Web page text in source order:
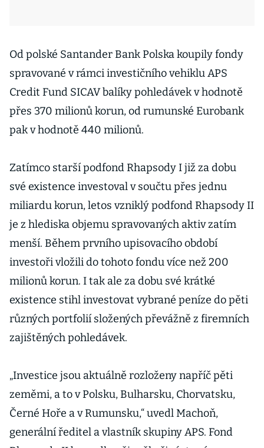
Od polské Santander Bank Polska koupily fondy
spravované v rámci investičního vehiklu APS
Credit Fund SICAV balíky pohledávek v hodnotě
přes 370 milionů korun, od rumunské Eurobank
pak v hodnotě 440 milionů.
Zatímco starší podfond Rhapsody I již za dobu
své existence investoval v součtu přes jednu
miliardu korun, letos vzniklý podfond Rhapsody II
je z hlediska objemu spravovaných aktiv zatím
menší. Během prvního upisovacího období
investoři vložili do tohoto fondu více než 200
milionů korun. I tak ale za dobu své krátké
existence stihl investovat vybrané peníze do pěti
různých portfolií složených převážně z firemních
zajištěných pohledávek.
„Investice jsou aktuálně rozloženy napříč pěti
zeměmi, a to v Polsku, Bulharsku, Chorvatsku,
Černé Hoře a v Rumunsku,“ uvedl Machoň,
generální ředitel a vlastník skupiny APS. Fond